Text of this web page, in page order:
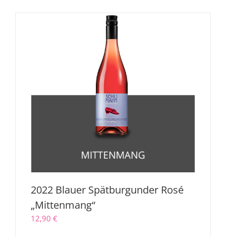
2022 Blauer Spätburgunder Rosé
„Mittenmang“
12,90 €